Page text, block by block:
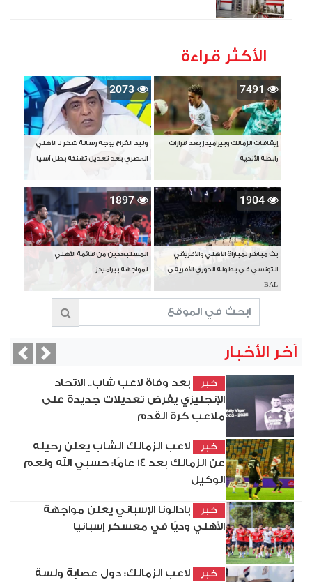
الأكثر قراءة
7491
إيقافات الزمالك وبيراميدز بعد قرارات
رابطة الأندية
2073
وليد الفراج يوجه رسالة شكر لـ الأهلي
المصري بعد تعديل تهنئة بطل آسيا
1904
بث مباشر لمباراة الأهلي والأفريقي
التونسي في بطولة الدوري الأفريقي
BAL
1897
المستبعدين من قائمة الأهلي
لمواجهة بيراميدز
آخر الأخبار
خبر
بعد وفاة لاعب شاب.. الاتحاد
الإنجليزي يفرض تعديلات جديدة على
ملاعب كرة القدم
خبر
لاعب الزمالك الشاب يعلن رحيله
عن الزمالك بعد 14 عامًا: حسبي الله ونعم
الوكيل
خبر
بادالونا الإسباني يعلن مواجهة
الأهلي وديًا في معسكر إسبانيا
خبر
لاعب الزمالك: دول عصابة ولسة
Next